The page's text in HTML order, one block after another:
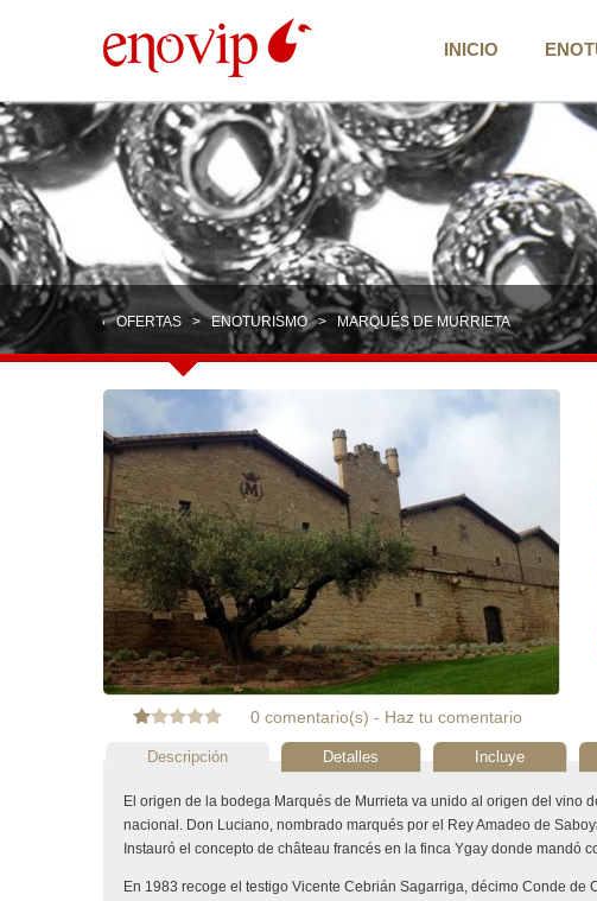
INICIO
OFERTAS >ENOTURISMO> MARQUÉS DE MURRIETA
0 comentario(s) - Haz tu comentario
Descripción Detalles Incluye
El origen de la bodega Marqués de Murrieta va unido al origen del
nacional. Don Luciano, nombrado marqués por el Rey Amadeo de
Instauró el concepto de château francés en la finca Ygay donde mandó
En 1983 recoge el testigo Vicente Cebrián Sagarriga, décimo Conde